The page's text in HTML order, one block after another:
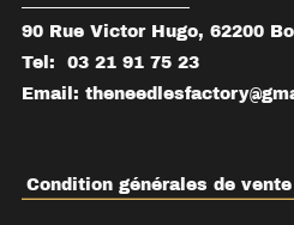
90 Rue Victor Hugo, 62200
Tel: 03 21 91 75 23
Email:
Condition générales de vente